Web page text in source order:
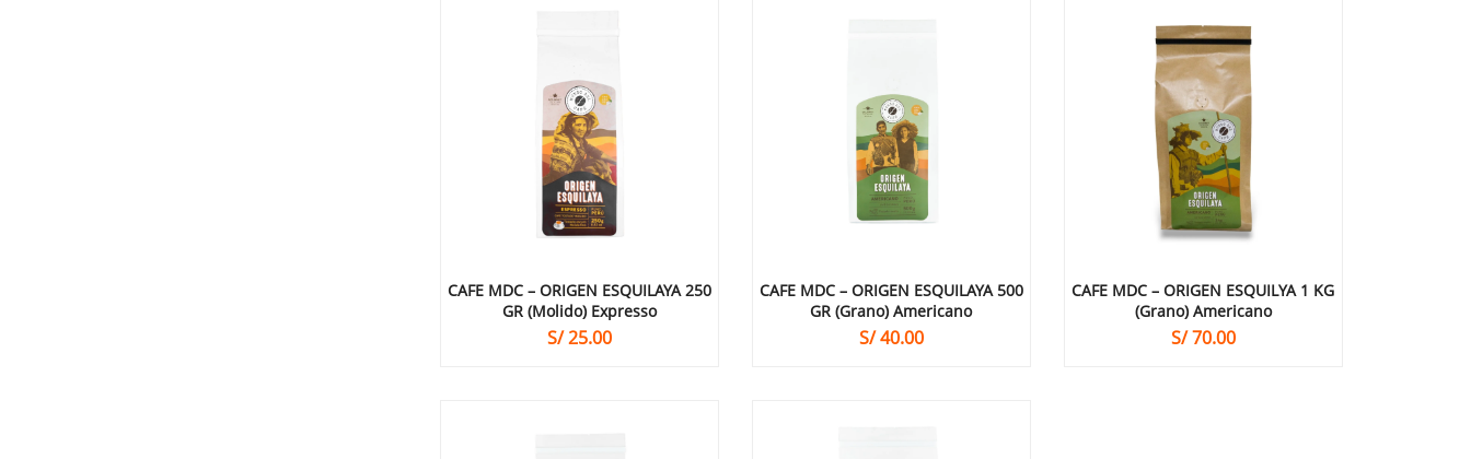
CAFE MDC – ORIGEN ESQUILAYA 250
GR (molido) Expresso
S/25.00
CAFE MDC – ORIGEN ESQUILAYA 500
GR (grano) Americano
S/40.00
CAFE MDC – ORIGEN ESQUILYA 1 KG
(grano) Americano
S/70.00